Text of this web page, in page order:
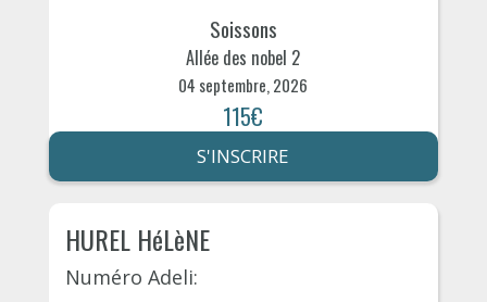
Soissons
Allée des nobel 2
04 septembre, 2026
115€
S'INSCRIRE
HUREL HéLèNE
Numéro Adeli: